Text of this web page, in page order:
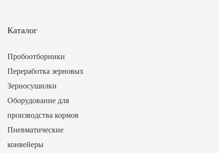
Каталог
Пробоотборники
Переработка зерновых
Зерносушилки
Оборудование для
производства кормов
Пневматические
конвейеры